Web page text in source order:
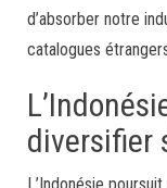
d’absorber notre
catalogues
diversifier